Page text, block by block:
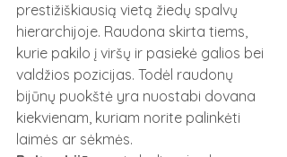
prestižiškiausią vietą žiedų spalvų
hierarchijoje. Raudona skirta tiems,
kurie pakilo į viršų ir pasiekė galios bei
valdžios pozicijas. Todėl raudonų
bijūnų puokštė yra nuostabi dovana
kiekvienam, kuriam norite palinkėti
laimės ar sėkmės.